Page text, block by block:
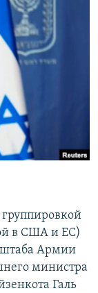
группировкой
в США и ЕС)
Армии
министра
Галь